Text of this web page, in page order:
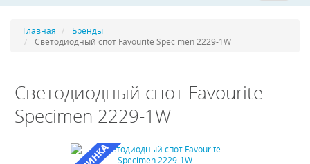
Главная
Бренды
Светодиодный спот Favourite Specimen 2229-1W
Светодиодный спот Favourite
Specimen 2229-1W